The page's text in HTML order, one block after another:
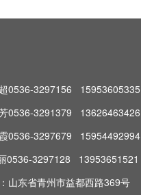
0536-3297156 15953605335
0536-3291379 13626463426
0536-3297679 15954492994
0536-3297128 13953651521
山东省青州市益都西路369号